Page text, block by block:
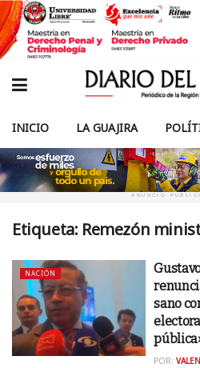
INICIO LA GUAJIRA
ANUNCIO
Etiqueta: Remezón
NACIÓN
sano
POR: